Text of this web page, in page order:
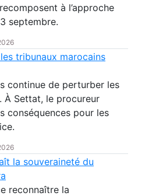
à l’approche
septembre.
tribunaux marocains
continue de perturber les
À Settat, le procureur
conséquences pour les
la souveraineté du
reconnaître la